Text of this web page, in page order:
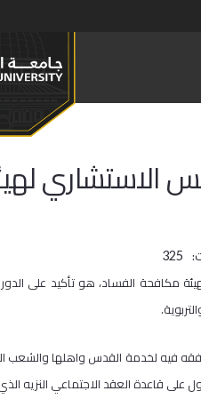
الاستشاري
325
مكافحة الفساد، هو تأكيد على
فيه لخدمة القدس واهلها
قاعدة العقد الاجتماعي النزيه